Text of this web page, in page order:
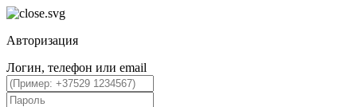
Авторизация
Логин, телефон или email